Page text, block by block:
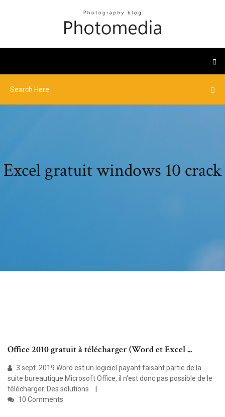
Excel gratuit windows 10 crack
Office 2010 gratuit à télécharger (Word et Excel ...
3 sept. 2019 Word est un logiciel payant faisant partie de la
suite bureautique Microsoft Office, il n'est donc pas possible de le
télécharger. Des solutions
10 Comments